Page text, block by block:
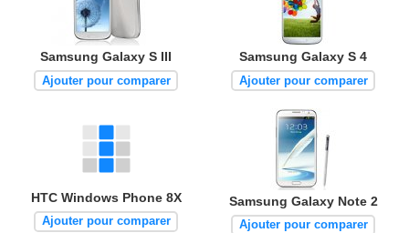
Samsung Galaxy S III
Ajouter pour comparer
Samsung Galaxy S 4
Ajouter pour comparer
HTC Windows Phone 8X
Ajouter pour comparer
Samsung Galaxy Note 2
Ajouter pour comparer